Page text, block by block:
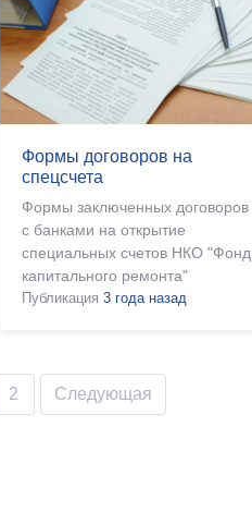
Формы договоров на
спецсчета
Формы заключенных договоров
с банками на открытие
специальных счетов НКО "Фонд
капитального ремонта"
Публикация 3 года назад
2 Следующая